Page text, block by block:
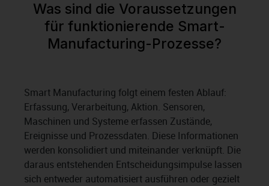
Was sind die Voraussetzungen
für funktionierende Smart-
Manufacturing-Prozesse?
Smart Manufacturing folgt einem festen Ablauf:
Erfassung, Verarbeitung, Aktion. Sensoren,
Maschinen und Systeme erfassen Zustände,
Ereignisse und Prozessdaten. Diese Informationen
werden konsolidiert und miteinander verknüpft. Die
daraus entstehenden Entscheidungsimpulse lassen
sich entweder automatisiert ausführen oder gezielt